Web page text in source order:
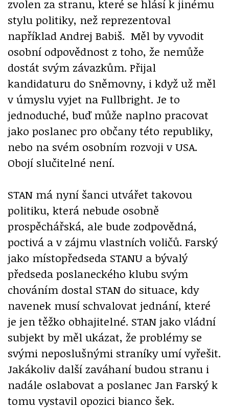
zvolen za stranu, které se hlásí k jinému
stylu politiky, než reprezentoval
například Andrej Babiš. Měl by vyvodit
osobní odpovědnost z toho, že nemůže
dostát svým závazkům. Přijal
kandidaturu do Sněmovny, i když už měl
v úmyslu vyjet na Fullbright. Je to
jednoduché, buď může naplno pracovat
jako poslanec pro občany této republiky,
nebo na svém osobním rozvoji v USA.
Obojí slučitelné není.
STAN má nyní šanci utvářet takovou
politiku, která nebude osobně
prospěchářská, ale bude zodpovědná,
poctivá a v zájmu vlastních voličů. Farský
jako místopředseda STANU a bývalý
předseda poslaneckého klubu svým
chováním dostal STAN do situace, kdy
navenek musí schvalovat jednání, které
je jen těžko obhajitelné. STAN jako vládní
subjekt by měl ukázat, že problémy se
svými neposlušnými straníky umí vyřešit.
Jakákoliv další zaváhaní budou stranu i
nadále oslabovat a poslanec Jan Farský k
tomu vystavil opozici bianco šek.